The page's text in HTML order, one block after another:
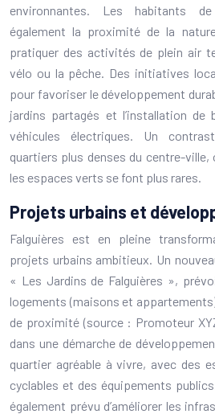
environnantes. Les habitants
également la proximité de la
pratiquer des activités de plein air
vélo ou la pêche. Des initiatives
pour favoriser le développement
jardins partagés et l’installation de
véhicules électriques. Un
quartiers plus denses du centre-
les espaces verts se font plus rares.
Projets urbains et
Falguières est en pleine
projets urbains ambitieux. Un
« Les Jardins de Falguières »,
logements (maisons et
de proximité (source : Promoteur
dans une démarche de
quartier agréable à vivre, avec des
cyclables et des équipements
également prévu d’améliorer les